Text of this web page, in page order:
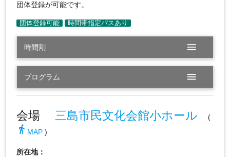
団体登録が可能です。
時間割 menu
プログラム menu
会場 三島市民文化会館小ホール (
directions_walk MAP)
所在地：